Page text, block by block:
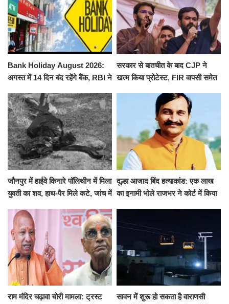
Bank Holiday August 2026:
अगस्त में 14 दिन बंद रहेंगे बैंक, RBI ने
सरकार से बातचीत के बाद CJP ने
खत्म किया प्रोटेस्ट, FIR वापसी समेत
जौनपुर में हाईवे किनारे पॉलिथीन में मिला
युवती का शव, हाथ-पैर मिले कटे, जांच में
दूल्हा आजाद बिंद हत्याकांड: एक लाख
का इनामी भोले राजभर ने कोर्ट में किया
राम मंदिर चढ़ावा चोरी मामला: ट्रस्ट
सावन में शुरू हो सकता है वाराणसी